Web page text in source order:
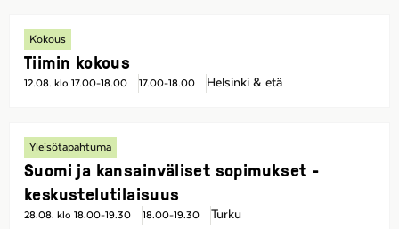
Kokous
Tiimin kokous
12.08. klo 17.00-18.00 17.00-18.00 Helsinki & etä
Yleisötapahtuma
Suomi ja kansainväliset sopimukset -
keskustelutilaisuus
28.08. klo 18.00-19.30 18.00-19.30 Turku